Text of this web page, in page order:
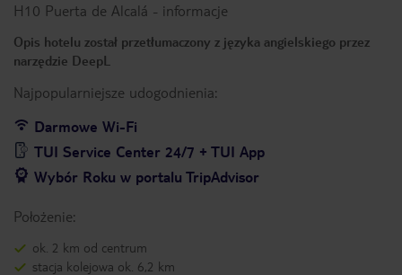
H10 Puerta de Alcalá - informacje
Opis hotelu został przetłumaczony z języka angielskiego przez
narzędzie DeepL
Najpopularniejsze udogodnienia:
Darmowe Wi-Fi
TUI Service Center 24/7 + TUI App
Wybór Roku w portalu TripAdvisor
Położenie:
ok. 2 km od centrum
stacja kolejowa ok. 6,2 km